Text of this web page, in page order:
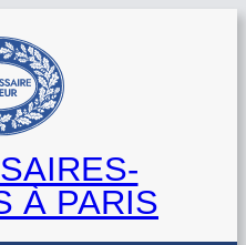
À PARIS